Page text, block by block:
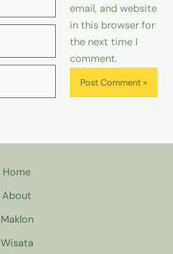
email, and website
in this browser for
the next time I
comment.
Home
About
Maklon
Wisata